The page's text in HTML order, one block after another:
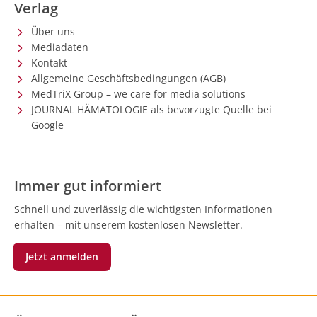
Verlag
Über uns
Mediadaten
Kontakt
Allgemeine Geschäftsbedingungen (AGB)
MedTriX Group – we care for media solutions
JOURNAL HÄMATOLOGIE als bevorzugte Quelle bei
Google
Immer gut informiert
Schnell und zuverlässig die wichtigsten Informationen
erhalten – mit unserem kostenlosen Newsletter.
Jetzt anmelden